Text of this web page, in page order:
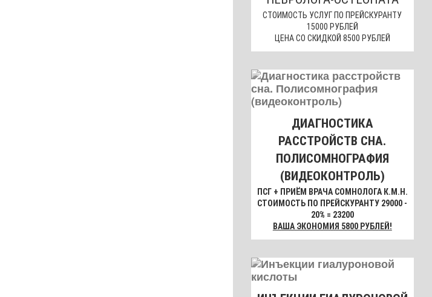
СТОИМОСТЬ УСЛУГ ПО ПРЕЙСКУРАНТУ
15000 РУБЛЕЙ
ЦЕНА СО СКИДКОЙ 8500 РУБЛЕЙ
ДИАГНОСТИКА
РАССТРОЙСТВ СНА.
ПОЛИСОМНОГРАФИЯ
(ВИДЕОКОНТРОЛЬ)
ПСГ + ПРИЁМ ВРАЧА СОМНОЛОГА К.М.Н.
СТОИМОСТЬ ПО ПРЕЙСКУРАНТУ 29000 -
20% = 23200
ВАША ЭКОНОМИЯ 5800 РУБЛЕЙ!